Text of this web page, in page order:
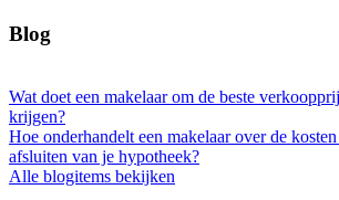
Blog
Wat doet een makelaar om de beste
krijgen?
Hoe onderhandelt een makelaar over de
afsluiten van je hypotheek?
Alle blogitems bekijken